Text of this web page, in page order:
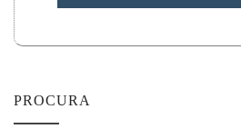
PROCURA